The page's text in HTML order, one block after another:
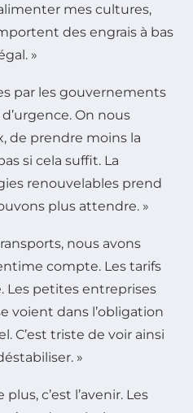
mes cultures,
des engrais à bas
»
par les gouvernements
On nous
de prendre moins la
si cela suffit. La
renouvelables prend
plus attendre. »
nous avons
compte. Les tarifs
Les petites entreprises
voient dans l’obligation
C’est triste de voir ainsi
»
c’est l’avenir. Les